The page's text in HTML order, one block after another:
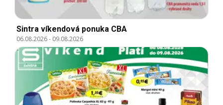
Sintra víkendová ponuka CBA
06.08.2026- 09.08.2026